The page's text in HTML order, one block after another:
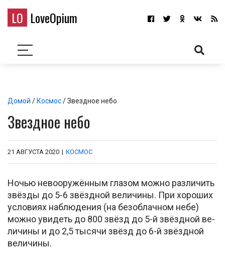
LO LoveOpium
Домой / Космос/ Звездное небо
Звездное небо
21 АВГУСТА 2020 | КОСМОС
Ночью не­воо­ру­жён­ным глазом мо­жно раз­ли­чить
звёз­ды до 5-6 звёзд­ной ве­ли­чи­ны. При хо­ро­ших
ус­ло­ви­ях на­блю­де­ния (на безоблачном небе)
можно увидеть до 800 звёзд до 5-й звёзд­ной ве­
ли­чи­ны и до 2,5 тысячи звёзд до 6-й звёзд­ной
ве­ли­чи­ны.